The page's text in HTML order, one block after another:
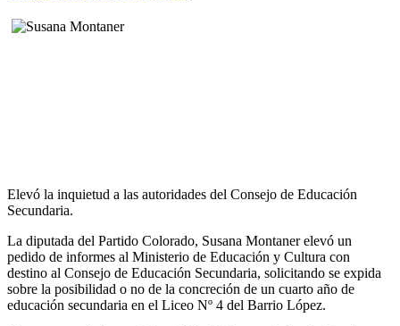
Elevó la inquietud a las autoridades del Consejo de Educación
Secundaria.
La diputada del Partido Colorado, Susana Montaner elevó un
pedido de informes al Ministerio de Educación y Cultura con
destino al Consejo de Educación Secundaria, solicitando se expida
sobre la posibilidad o no de la concreción de un cuarto año de
educación secundaria en el Liceo Nº 4 del Barrio López.